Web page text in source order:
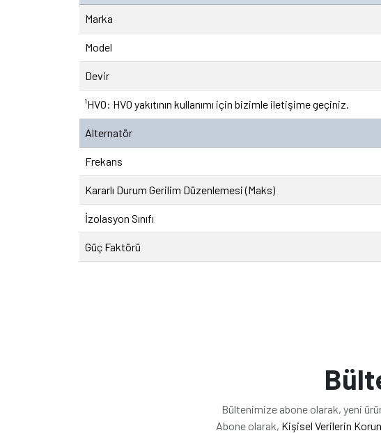
Marka
Model
Devir
¹HVO: HVO yakıtının kullanımı için bizimle iletişime geçiniz.
Alternatör
Frekans
Kararlı Durum Gerilim Düzenlemesi (Maks)
İzolasyon Sınıfı
Güç Faktörü
Bültenimize abone olarak, yeni
Abone olarak, Kişisel Verilerin